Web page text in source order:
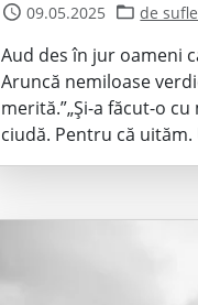
09.05.2025 de
Aud des în jur oameni
Aruncă nemiloase
merită.”„Și-a făcut-o
ciudă. Pentru că